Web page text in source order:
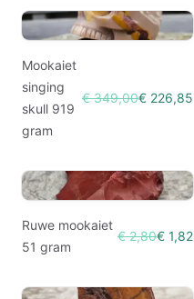
Mookaiet
singing
skull 919
gram
€ 349,00€ 226,85
Ruwe mookaiet
51 gram
€ 2,80€ 1,82